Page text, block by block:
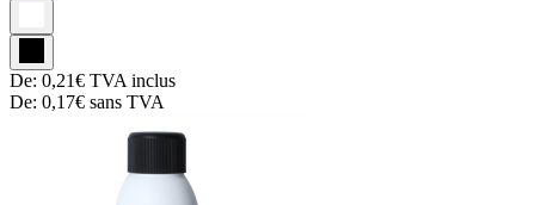
De: 0,21€ TVA inclus
De: 0,17€ sans TVA